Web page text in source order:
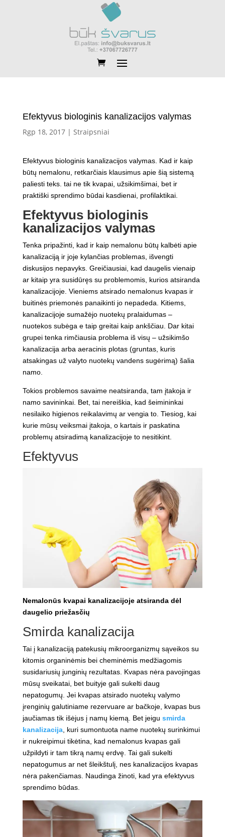
Efektyvus biologinis kanalizacijos valymas
Rgp 18, 2017| Straipsniai
Efektyvus biologinis kanalizacijos valymas. Kad ir kaip
būtų nemalonu, retkarčiais klausimus apie šią sistemą
paliesti teks. tai ne tik kvapai, užsikimšimai, bet ir
praktiški sprendimo būdai kasdienai, profilaktikai.
Efektyvus biologinis
kanalizacijos valymas
Tenka pripažinti, kad ir kaip nemalonu būtų kalbėti apie
kanalizaciją ir joje kylančias problemas, išvengti
diskusijos nepavyks. Greičiausiai, kad daugelis vienaip
ar kitaip yra susidūręs su problemomis, kurios atsiranda
kanalizacijoje. Vieniems atsirado nemalonus kvapas ir
buitinės priemonės panaikinti jo nepadeda. Kitiems,
kanalizacijoje sumažėjo nuotekų pralaidumas –
nuotekos subėga e taip greitai kaip ankščiau. Dar kitai
grupei tenka rimčiausia problema iš visų – užsikimšo
kanalizacija arba aeracinis plotas (gruntas, kuris
atsakingas už valyto nuotekų vandens sugėrimą) šalia
namo.
Tokios problemos savaime neatsiranda, tam įtakoja ir
namo savininkai. Bet, tai nereiškia, kad šeimininkai
nesilaiko higienos reikalavimų ar vengia to. Tiesiog, kai
kurie mūsų veiksmai įtakoja, o kartais ir paskatina
problemų atsiradimą kanalizacijoje to nesitikint.
Efektyvus
Nemalonūs kvapai kanalizacijoje atsiranda dėl
daugelio priežasčių
Smirda kanalizacija
Tai į kanalizaciją patekusių mikroorganizmų sąveikos su
kitomis organinėmis bei cheminėmis medžiagomis
susidariusių junginių rezultatas. Kvapas nėra pavojingas
mūsų sveikatai, bet buityje gali sukelti daug
nepatogumų. Jei kvapas atsirado nuotekų valymo
įrenginių galutiniame rezervuare ar bačkoje, kvapas bus
jaučiamas tik išėjus į namų kiemą. Bet jeigu smirda
kanalizacija, kuri sumontuota name nuotekų surinkimui
ir nukreipimui tikėtina, kad nemalonus kvapas gali
užpildyti ir tam tikrą namų erdvę. Tai gali sukelti
nepatogumus ar net šleikštulį, nes kanalizacijos kvapas
nėra pakenčiamas. Naudinga žinoti, kad yra efektyvus
sprendimo būdas.